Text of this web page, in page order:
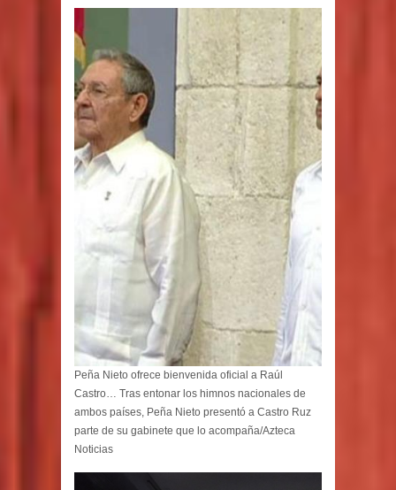
Peña Nieto ofrece bienvenida oficial a Raúl
Castro… Tras entonar los himnos nacionales de
ambos países, Peña Nieto presentó a Castro Ruz
parte de su gabinete que lo acompaña/Azteca
Noticias